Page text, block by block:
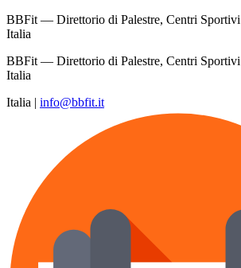
BBFit — Direttorio di Palestre, Centri Sportivi
Italia
BBFit — Direttorio di Palestre, Centri Sportivi
Italia
Italia | info@bbfit.it